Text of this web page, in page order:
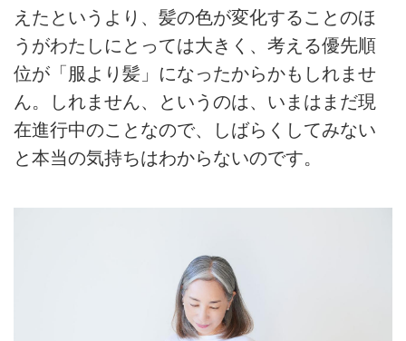
えたというより、髪の⾊が変化することのほ
うがわたしにとっては⼤きく、考える優先順
位が「服より髪」になったからかもしれませ
ん。しれません、というのは、いまはまだ現
在進⾏中のことなので、しばらくしてみない
と本当の気持ちはわからないのです。